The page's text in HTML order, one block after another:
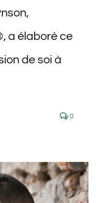
a élaboré ce
de soi à
0